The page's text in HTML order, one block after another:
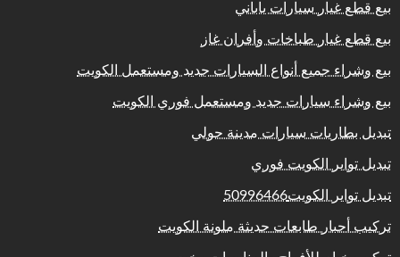
بيع قطع غيار سيارات ياباني
بيع قطع غيار طباخات وأفران غاز
بيع وشراء جميع أنواع السيارات جديد ومستعمل الكويت
بيع وشراء سيارات جديد ومستعمل فوري الكويت
تبديل بطاريات سيارات مدينة حولي
تبديل تواير الكويت فوري
تبديل تواير الكويت50996466
تركيب أحبار طابعات حديثة ملونة الكويت